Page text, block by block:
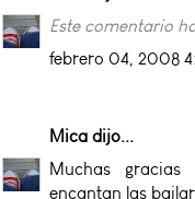
Este comentario
febrero 04, 2008
Mica dijo...
Muchas
encantan las